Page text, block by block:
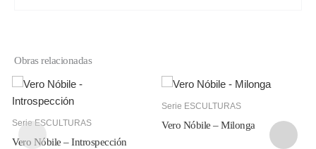
Obras relacionadas
Serie ESCULTURAS
Vero Nóbile – Introspección
Serie ESCULTURAS
Vero Nóbile – Milonga